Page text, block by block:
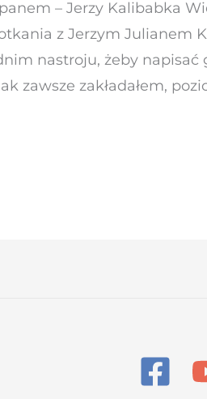
– Jerzy Kalibabka
z Jerzym Julianem
nastroju, żeby napisać
zawsze zakładałem,